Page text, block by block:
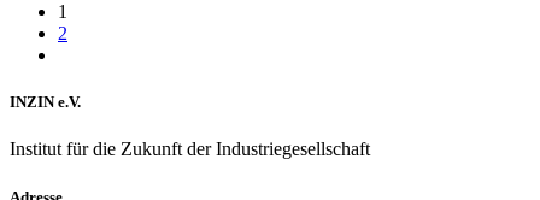
1
2
INZIN e.V.
Institut für die Zukunft der Industriegesellschaft